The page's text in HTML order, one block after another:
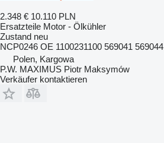
2.348 € 10.110 PLN
Ersatzteile Motor - Ölkühler
Zustand neu
NCP0246 OE 1100231100 569041 569044
Polen, Kargowa
P.W. MAXIMUS Piotr Maksymów
Verkäufer kontaktieren